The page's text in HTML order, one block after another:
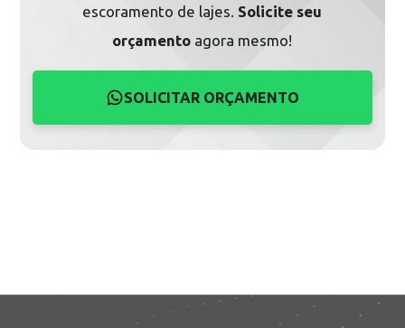
escoramento de lajes. Solicite seu
orçamento agora mesmo!
SOLICITAR ORÇAMENTO